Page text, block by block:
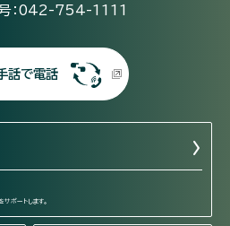
号：042-754-1111
話で電話
ポートします。